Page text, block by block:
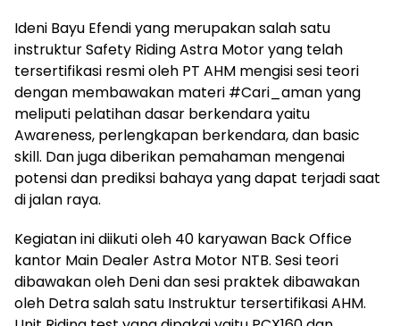
Ideni Bayu Efendi yang merupakan salah satu
instruktur Safety Riding Astra Motor yang telah
tersertifikasi resmi oleh PT AHM mengisi sesi teori
dengan membawakan materi #Cari_aman yang
meliputi pelatihan dasar berkendara yaitu
Awareness, perlengkapan berkendara, dan basic
skill. Dan juga diberikan pemahaman mengenai
potensi dan prediksi bahaya yang dapat terjadi saat
di jalan raya.
Kegiatan ini diikuti oleh 40 karyawan Back Office
kantor Main Dealer Astra Motor NTB. Sesi teori
dibawakan oleh Deni dan sesi praktek dibawakan
oleh Detra salah satu Instruktur tersertifikasi AHM.